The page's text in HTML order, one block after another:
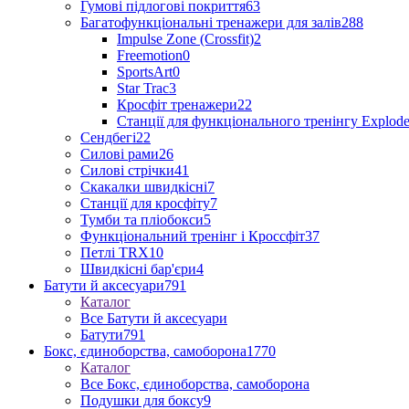
Гумові підлогові покриття63
Багатофункціональні тренажери для залів288
Impulse Zone (Crossfit)2
Freemotion0
SportsArt0
Star Trac3
Кросфіт тренажери22
Станції для функціонального тренінгу Explode
Сендбегі22
Силові рами26
Силові стрічки41
Скакалки швидкісні7
Станції для кросфіту7
Тумби та пліобокси5
Функціональний тренінг і Кроссфіт37
Петлі TRX10
Швидкісні бар'єри4
Батути й аксесуари791
Каталог
Все Батути й аксесуари
Батути791
Бокс, єдиноборства, самоборона1770
Каталог
Все Бокс, єдиноборства, самоборона
Подушки для боксу9